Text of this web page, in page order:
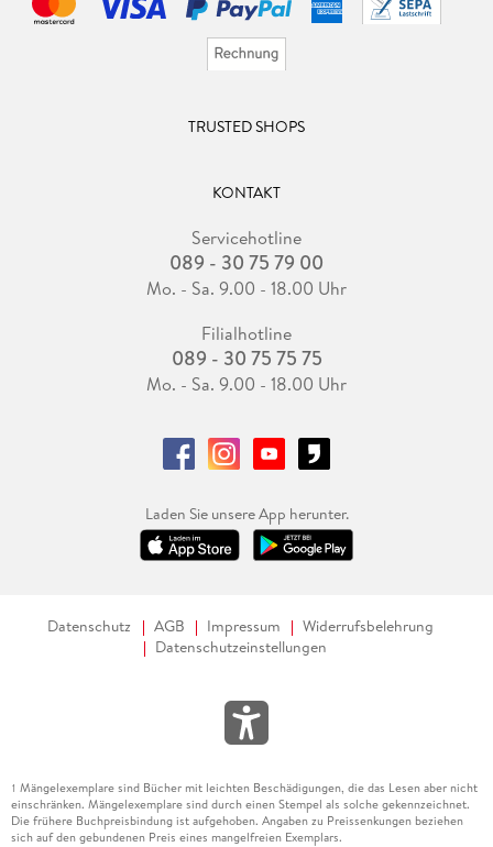
TRUSTED SHOPS
KONTAKT
Servicehotline
089 - 30 75 79 00
Mo. - Sa. 9.00 - 18.00 Uhr
Filialhotline
089 - 30 75 75 75
Mo. - Sa. 9.00 - 18.00 Uhr
Laden Sie unsere App herunter.
Datenschutz AGB Impressum
Widerrufsbelehrung
Datenschutzeinstellungen
1 Mängelexemplare sind Bücher mit leichten Beschädigungen, die das Lesen aber nicht
einschränken. Mängelexemplare sind durch einen Stempel als solche gekennzeichnet.
Die frühere Buchpreisbindung ist aufgehoben. Angaben zu Preissenkungen beziehen
sich auf den gebundenen Preis eines mangelfreien Exemplars.